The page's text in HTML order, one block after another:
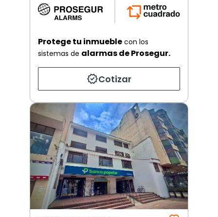
Protege tu inmueble con los
sistemas de alarmas de Prosegur.
Cotizar